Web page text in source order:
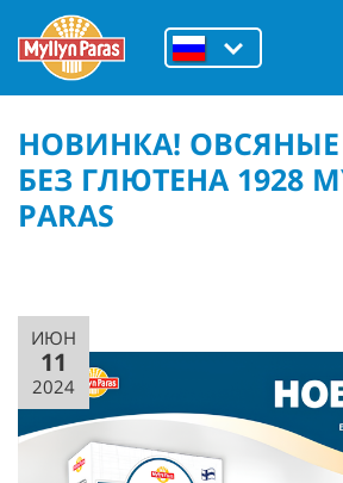
НОВИНКА!
БЕЗ ГЛЮТЕНА 1928
PARAS
ИЮН
11
2024